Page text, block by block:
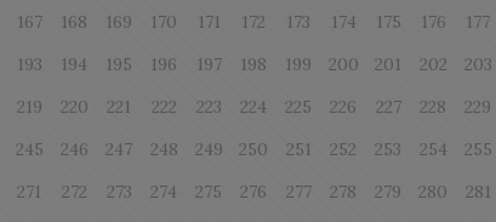
167 168 169 170 171 172 173 174 175 176 177
193 194 195 196 197 198 199 200 201 202 203
219 220 221 222 223 224 225 226 227 228 229
245 246 247 248 249 250 251 252 253 254 255
271 272 273 274 275 276 277 278 279 280 281